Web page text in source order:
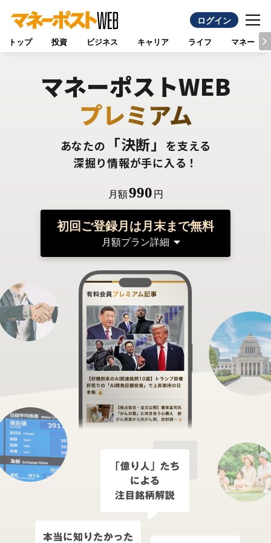
ログイン
トップ 投資 ビジネス キャリア ライフ マネー
マネーポストWEB
プレミアム
あなたの 「決断」
を支える
深掘り情報が手に入る！
月額990 円
初回ご登録月は月末まで無料
月額プラン詳細